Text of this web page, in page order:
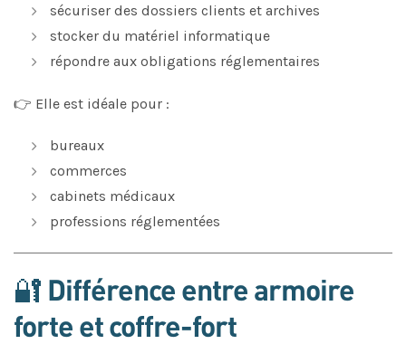
sécuriser des dossiers clients et archives
stocker du matériel informatique
répondre aux obligations réglementaires
👉 Elle est idéale pour :
bureaux
commerces
cabinets médicaux
professions réglementées
🔐 Différence entre armoire
forte et coffre-fort